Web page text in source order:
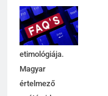
jelentése,
magyarázata,
használata,
etimológiája.
Magyar
értelmező
6
7